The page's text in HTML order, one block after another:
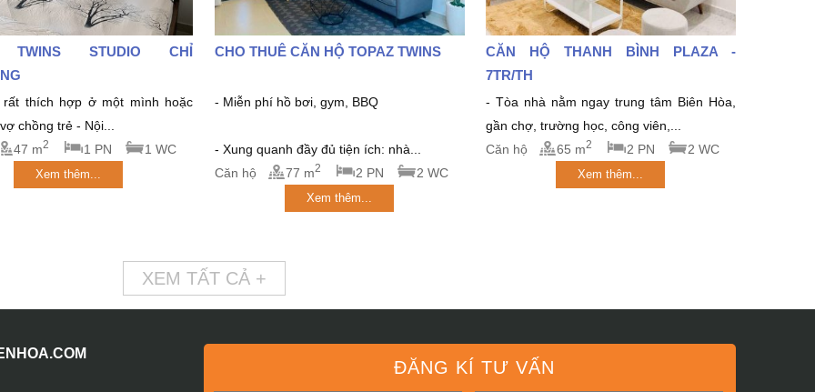
TWINS STUDIO CHỈ
thích hợp ở một mình hoặc
chồng trẻ - Nội...
47 m2 1 PN 1 WC
Xem thêm...
CHO THUÊ CĂN HỘ TOPAZ TWINS
- Miễn phí hồ bơi, gym, BBQ
- Xung quanh đầy đủ tiện ích: nhà...
Căn hộ
77 m2 2 PN 2 WC
Xem thêm...
CĂN HỘ THANH BÌNH PLAZA -
7TR/TH
- Tòa nhà nằm ngay trung tâm Biên Hòa,
gần chợ, trường học, công viên,...
Căn hộ
65 m2 2 PN 2 WC
Xem thêm...
XEM TẤT CẢ +
ĐĂNG KÍ TƯ VẤN